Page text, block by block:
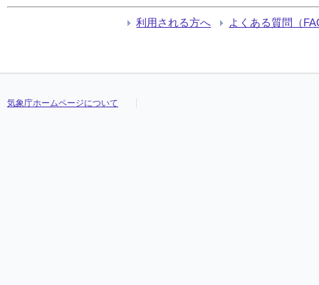
利用される方へ よくある質問（
気象庁ホームページについて